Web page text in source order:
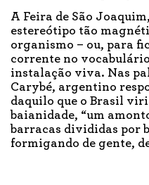
A Feira de São
estereótipo tão
organismo – ou, para
corrente no
instalação viva. Nas
Carybé, argentino
daquilo que o Brasil
baianidade, “um
barracas divididas por
formigando de gente,